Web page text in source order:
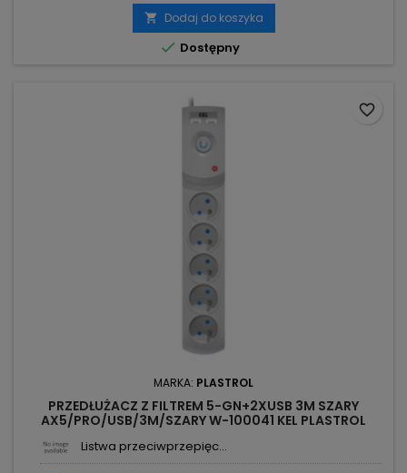
 Dodaj do koszyka
 Dostępny
MARKA: PLASTROL
PRZEDŁUŻACZ Z FILTREM 5-GN+2XUSB 3M SZARY
AX5/PRO/USB/3M/SZARY W-100041 KEL PLASTROL
Listwa przeciwprzepięc...
favorite_border